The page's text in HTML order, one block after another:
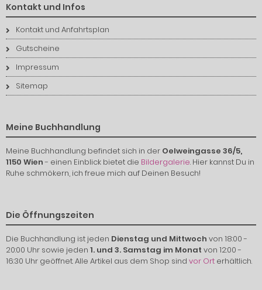
Kontakt und Infos
Kontakt und Anfahrtsplan
Gutscheine
Impressum
Sitemap
Meine Buchhandlung
Meine Buchhandlung befindet sich in der Oelweingasse 36/5,
1150 Wien- einen Einblick bietet die Bildergalerie. Hier kannst Du in
Ruhe schmökern, ich freue mich auf Deinen Besuch!
Die Öffnungszeiten
Die Buchhandlung ist jeden Dienstag und Mittwoch von 18:00 -
20:00 Uhr sowie jeden 1. und 3. Samstag im Monat von 12:00 -
16:30 Uhr geöffnet. Alle Artikel aus dem Shop sind vor Ort erhältlich.